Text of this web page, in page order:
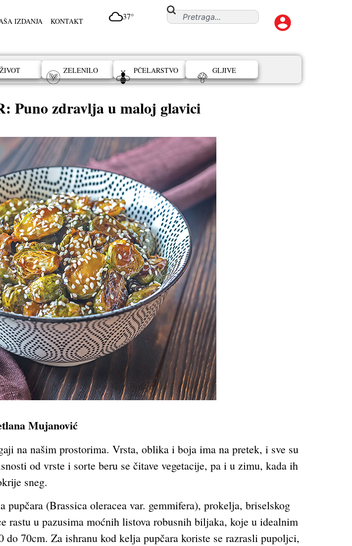
IZDANJA KONTAKT 37°
ŽIVOT ZELENILO PČELARSTVO GLJIVE
Puno zdravlja u maloj glavici
Mujanović
na našim prostorima. Vrsta, oblika i boja ima na pretek, i sve su
od vrste i sorte beru se čitave vegetacije, pa i u zimu, kada ih
sneg.
(Brassica oleracea var. gemmifera), prokelja, briselskog
u pazusima moćnih listova robusnih biljaka, koje u idealnim
70cm. Za ishranu kod kelja pupčara koriste se razrasli pupoljci,